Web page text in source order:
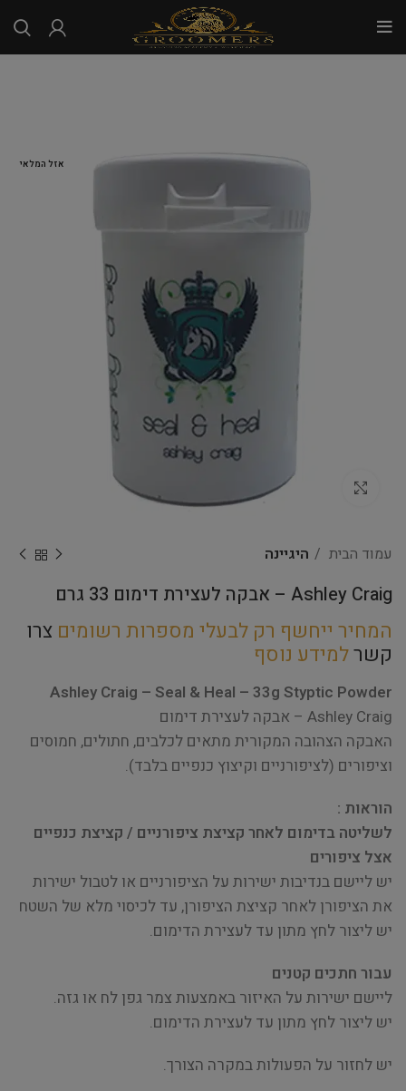
אזל המלאי
Click to enlarge
עמוד הבית היגיינה
Ashley Craig – אבקה לעצירת דימום 33 גרם
המחיר ייחשף רק לבעלי מספרות רשומים צרו
קשרלמידע נוסף
Ashley Craig – Seal & Heal – 33g Styptic Powder
Ashley Craig – אבקה לעצירת דימום
האבקה הצהובה המקורית מתאים לכלבים, חתולים, חמוסים
וציפורים (לציפורניים וקיצוץ כנפיים בלבד).
הוראות :
לשליטה בדימום לאחר קציצת ציפורניים / קציצת כנפיים
אצל ציפורים
יש ליישם בנדיבות ישירות על הציפורניים או לטבול ישירות
את הציפורן לאחר קציצת הציפורן, עד לכיסוי מלא של השטח
יש ליצור לחץ מתון עד לעצירת הדימום.
עבור חתכים קטנים
ליישם ישירות על האיזור באמצעות צמר גפן לח או גזה.
יש ליצור לחץ מתון עד לעצירת הדימום.
יש לחזור על הפעולות במקרה הצורך.